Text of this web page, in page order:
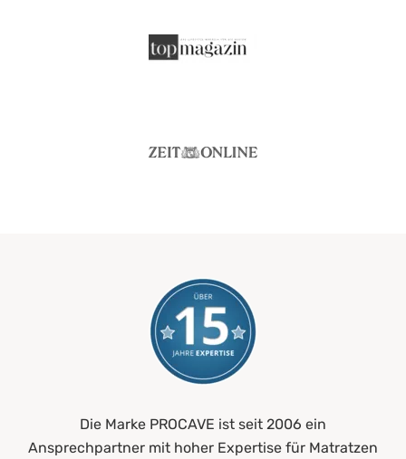
Die Marke PROCAVE ist seit 2006 ein
Ansprechpartner mit hoher Expertise für Matratzen